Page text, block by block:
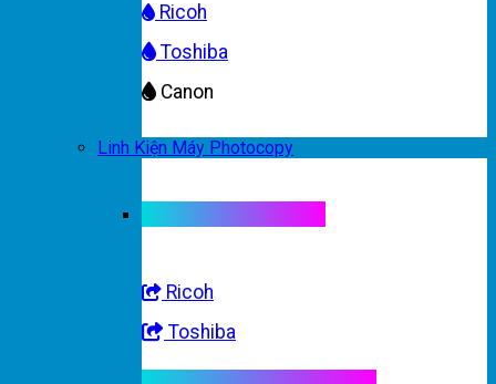
Ricoh
Toshiba
Canon
Linh Kiện Máy Photocopy
Ricoh
Toshiba